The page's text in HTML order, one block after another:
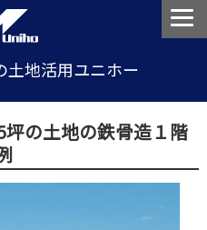
土地活用ユニホー
の土地の鉄骨造１階